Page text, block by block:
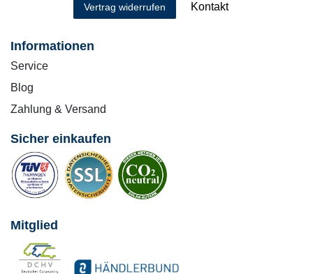
Vertrag widerrufen Kontakt
Informationen
Service
Blog
Zahlung & Versand
Sicher einkaufen
Mitglied